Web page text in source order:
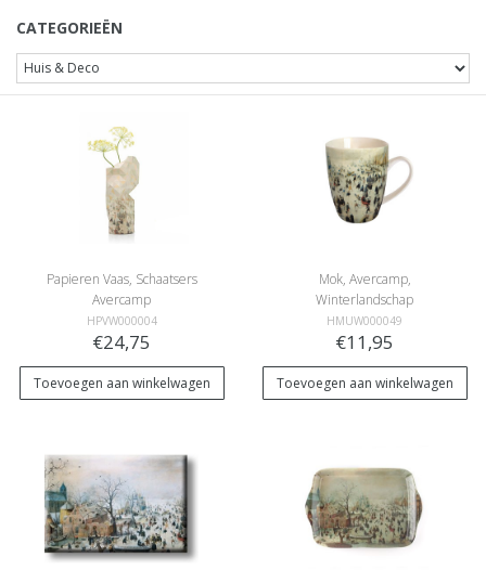
CATEGORIEËN
Papieren Vaas, Schaatsers
Avercamp
HPVW000004
€24,75
Toevoegen aan winkelwagen
Mok, Avercamp,
Winterlandschap
HMUW000049
€11,95
Toevoegen aan winkelwagen